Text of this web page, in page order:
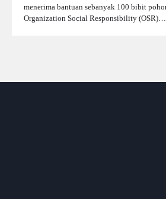
menerima bantuan sebanyak 100 bibit
Organization Social Responsibility (OSR)…